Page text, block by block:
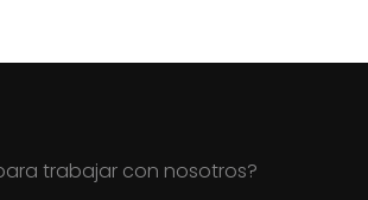
trabajar con nosotros?